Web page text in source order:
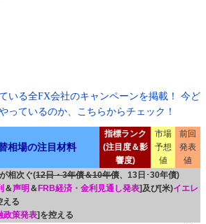
いる全FX会社のキャンペーンを掲載！ 今ど
っているのか、こちらからチェック！
相場の注目材料
指標ランク
(注目度＆影
響度)
市場
予想
値
前回
発表
値
相次ぐ(12日・3年債＆10年債、13日･30年債)
＆声明 ＆ FRB経済・金利見通し発表]及び[米)イエレ
える
政策発表]を控える